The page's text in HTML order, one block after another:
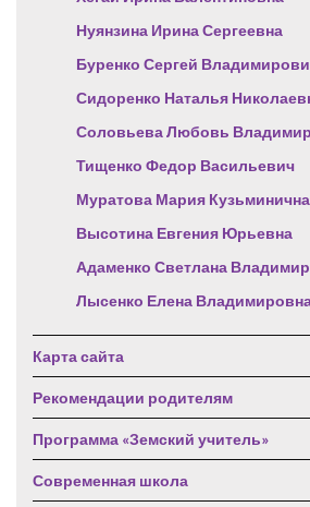
Нуянзина Ирина Сергеевна
Буренко Сергей
Сидоренко Наталья
Соловьева Любовь
Тищенко Федор Васильевич
Муратова Мария Кузьминична
Высотина Евгения Юрьевна
Адаменко Светлана
Лысенко Елена
Карта сайта
Рекомендации родителям
Программа «Земский учитель»
Современная школа